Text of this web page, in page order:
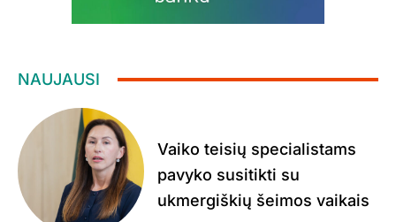
NAUJAUSI
Vaiko teisių specialistams
pavyko susitikti su
ukmergiškių šeimos vaikais